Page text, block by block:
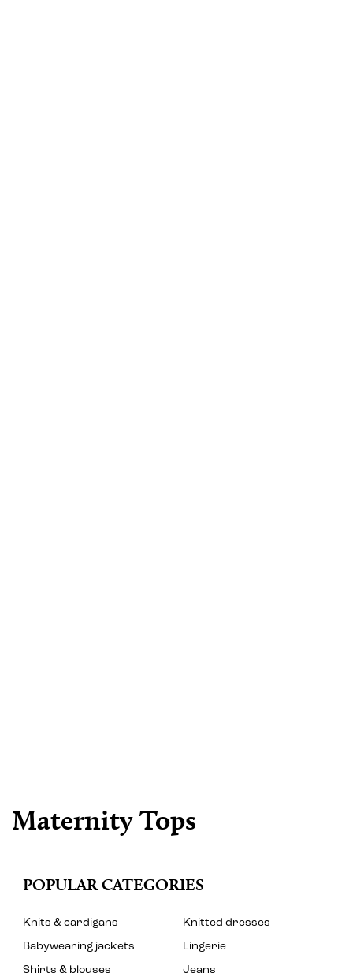
Maternity Tops
POPULAR CATEGORIES
Knits & cardigans
Knitted dresses
Babywearing jackets
Lingerie
Shirts & blouses
Jeans